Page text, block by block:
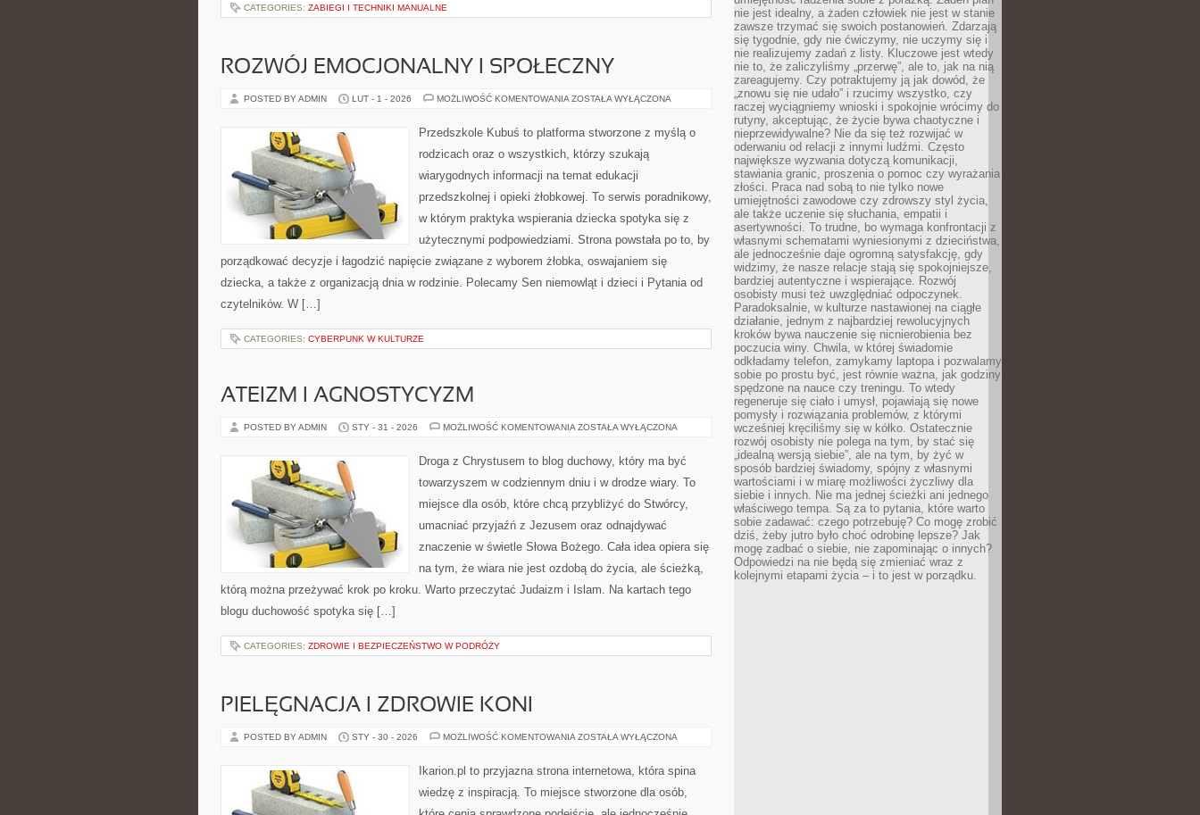
CATEGORIES: ZABIEGI I TECHNIKI MANUALNE
ROZWÓJ EMOCJONALNY I SPOŁECZNY
POSTED BY ADMIN LUT - 1 - 2026 MOŻLIWOŚĆ KOMENTOWANIA ROZWÓJ
SPOŁECZNY
ZOSTAŁA WYŁĄCZONA
Przedszkole Kubuś to platforma stworzone z myślą o
rodzicach oraz o wszystkich, którzy szukają
wiarygodnych informacji na temat edukacji
przedszkolnej i opieki żłobkowej. To serwis poradnikowy,
w którym praktyka wspierania dziecka spotyka się z
użytecznymi podpowiedziami. Strona powstała po to, by
porządkować decyzje i łagodzić napięcie związane z wyborem żłobka, oswajaniem się
dziecka, a także z organizacją dnia w rodzinie. Polecamy Sen niemowląt i dzieci i Pytania od
czytelników. W […]
CATEGORIES: CYBERPUNK W KULTURZE
ATEIZM I AGNOSTYCYZM
POSTED BY ADMIN STY - 31 - 2026 MOŻLIWOŚĆ KOMENTOWANIA ATEIZM
ZOSTAŁA WYŁĄCZONA
Droga z Chrystusem to blog duchowy, który ma być
towarzyszem w codziennym dniu i w drodze wiary. To
miejsce dla osób, które chcą przybliżyć do Stwórcy,
umacniać przyjaźń z Jezusem oraz odnajdywać
znaczenie w świetle Słowa Bożego. Cała idea opiera się
na tym, że wiara nie jest ozdobą do życia, ale ścieżką,
którą można przeżywać krok po kroku. Warto przeczytać Judaizm i Islam. Na kartach tego
blogu duchowość spotyka się […]
CATEGORIES: ZDROWIE I BEZPIECZEŃSTWO W PODRÓŻY
PIELĘGNACJA I ZDROWIE KONI
POSTED BY ADMIN STY - 30 - 2026 MOŻLIWOŚĆ KOMENTOWANIA PIELĘGNACJA
KONI
ZOSTAŁA WYŁĄCZONA
Ikarion.pl to przyjazna strona internetowa, która spina
wiedzę z inspiracją. To miejsce stworzone dla osób,
nie jest idealny, a żaden człowiek nie jest w stanie
zawsze trzymać się swoich postanowień. Zdarzają
się tygodnie, gdy nie ćwiczymy, nie uczymy się i
nie realizujemy zadań z listy. Kluczowe jest wtedy
nie to, że zaliczyliśmy „przerwę”, ale to, jak na nią
zareagujemy. Czy potraktujemy ją jak dowód, że
„znowu się nie udało” i rzucimy wszystko, czy
raczej wyciągniemy wnioski i spokojnie wrócimy do
rutyny, akceptując, że życie bywa chaotyczne i
nieprzewidywalne? Nie da się też rozwijać w
oderwaniu od relacji z innymi ludźmi. Często
największe wyzwania dotyczą komunikacji,
stawiania granic, proszenia o pomoc czy wyrażania
złości. Praca nad sobą to nie tylko nowe
umiejętności zawodowe czy zdrowszy styl życia,
ale także uczenie się słuchania, empatii i
asertywności. To trudne, bo wymaga konfrontacji z
własnymi schematami wyniesionymi z dzieciństwa,
ale jednocześnie daje ogromną satysfakcję, gdy
widzimy, że nasze relacje stają się spokojniejsze,
bardziej autentyczne i wspierające. Rozwój
osobisty musi też uwzględniać odpoczynek.
Paradoksalnie, w kulturze nastawionej na ciągłe
działanie, jednym z najbardziej rewolucyjnych
kroków bywa nauczenie się nicnierobienia bez
poczucia winy. Chwila, w której świadomie
odkładamy telefon, zamykamy laptopa i pozwalamy
sobie po prostu być, jest równie ważna, jak godziny
spędzone na nauce czy treningu. To wtedy
regeneruje się ciało i umysł, pojawiają się nowe
pomysły i rozwiązania problemów, z którymi
wcześniej kręciliśmy się w kółko. Ostatecznie
rozwój osobisty nie polega na tym, by stać się
„idealną wersją siebie”, ale na tym, by żyć w
sposób bardziej świadomy, spójny z własnymi
wartościami i w miarę możliwości życzliwy dla
siebie i innych. Nie ma jednej ścieżki ani jednego
właściwego tempa. Są za to pytania, które warto
sobie zadawać: czego potrzebuję? Co mogę zrobić
dziś, żeby jutro było choć odrobinę lepsze? Jak
mogę zadbać o siebie, nie zapominając o innych?
Odpowiedzi na nie będą się zmieniać wraz z
kolejnymi etapami życia – i to jest w porządku.